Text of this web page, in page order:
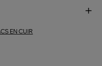
EN CUIR